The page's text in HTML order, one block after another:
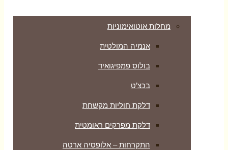
מחלות אוטואימוניות
אנמיה המולטית
בולוס פמפיגואיד
בכצ’ט
דלקת חוליות מקשחת
דלקת מפרקים ראומטית
התקרחות – אלופסיה ארטה